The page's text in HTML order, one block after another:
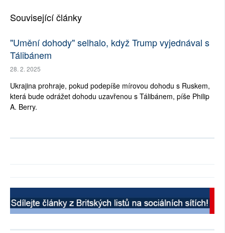
Související články
"Umění dohody" selhalo, když Trump vyjednával s
Tálibánem
28. 2. 2025
Ukrajina prohraje, pokud podepíše mírovou dohodu s Ruskem,
která bude odrážet dohodu uzavřenou s Tálibánem, píše Philip
A. Berry.